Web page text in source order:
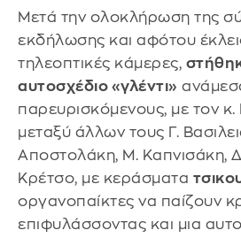
Μετά την ολοκλήρωση της
εκδήλωσης και αφότου
τηλεοπτικές κάμερες,
αυτοσχέδιο «γλέντι»
παρευρισκόμενους, με τον
μεταξύ άλλων τους Γ.
Αποστολάκη, Μ. Καπνισάκη,
Κρέτσο, με κεράσματα
οργανοπαίκτες να παίζουν
επιφυλάσσοντας και μια